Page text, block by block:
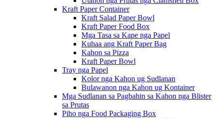
Kraft Paper Container
Kraft Salad Paper Bowl
Kraft Paper Food Box
Mga Tasa sa Kape nga Papel
Kuhaa ang Kraft Paper Bag
Kahon sa Pizza
Kraft Paper Bowl
Tray nga Papel
Kolor nga Kahon ug Sudlanan
Bulawanon nga Kahon ug Kontainer
Mga Sudlanan sa Pagbahin sa Kahon nga Blister
sa Prutas
Piho nga Food Packaging Box